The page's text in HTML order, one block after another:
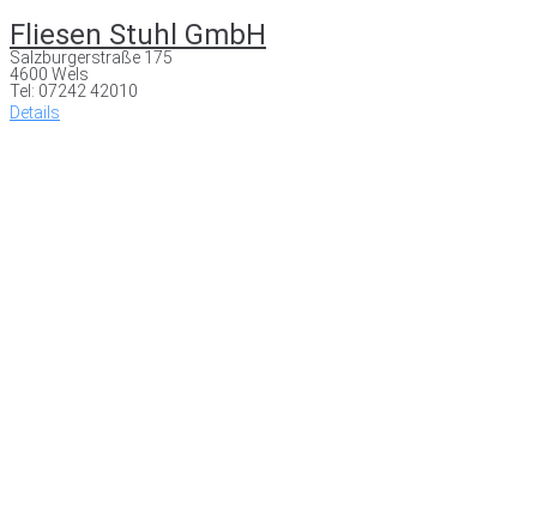
Fliesen Stuhl GmbH
Salzburgerstraße 175
4600 Wels
Tel: 07242 42010
Details